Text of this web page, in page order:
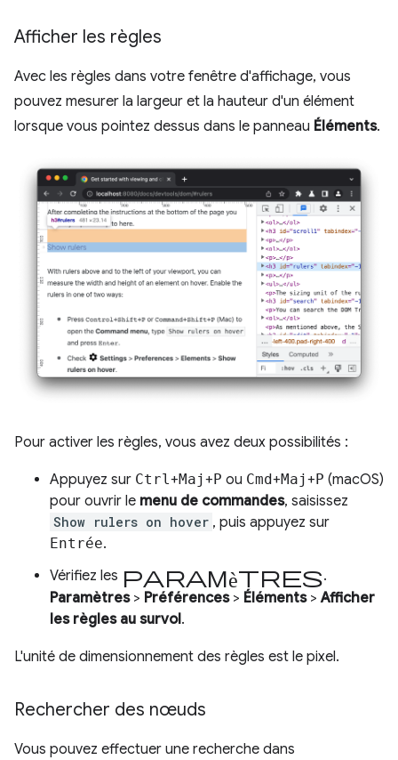
Afficher les règles
Avec les règles dans votre fenêtre d'affichage, vous
pouvez mesurer la largeur et la hauteur d'un élément
lorsque vous pointez dessus dans le panneau Éléments.
Pour activer les règles, vous avez deux possibilités :
Appuyez sur Ctrl+Maj+ P ou Cmd+Maj+ P (macOS)
pour ouvrir le menu de commandes, saisissez
Show rulers on hover , puis appuyez sur
Entrée.
Vérifiez les paramètres.
Paramètres> Préférences> Éléments>Afficher
les règles au survol.
L'unité de dimensionnement des règles est le pixel.
Rechercher des nœuds
Vous pouvez effectuer une recherche dans